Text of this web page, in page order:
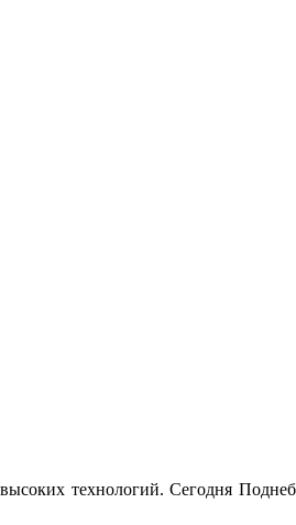
технологий. Сегодня